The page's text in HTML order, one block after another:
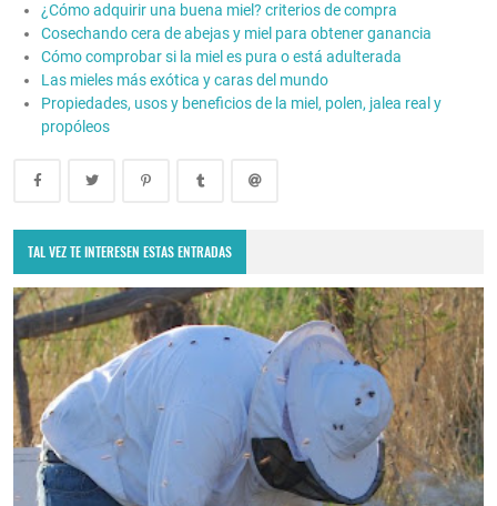
¿Cómo adquirir una buena miel? criterios de compra
Cosechando cera de abejas y miel para obtener ganancia
Cómo comprobar si la miel es pura o está adulterada
Las mieles más exótica y caras del mundo
Propiedades, usos y beneficios de la miel, polen, jalea real y
propóleos
TAL VEZ TE INTERESEN ESTAS ENTRADAS